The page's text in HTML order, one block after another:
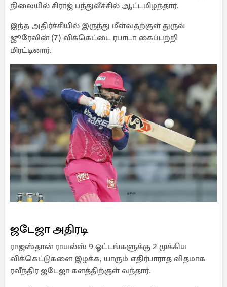
நிலையில் சிராஜ் பந்துவீச்சில் ஆட்டமிழந்தார்.
இந்த அதிர்ச்சியில் இருந்து மீள்வதற்குள் துருவ்
ஜூரேலின் (7) விக்கெட்டை ரபாடா கைப்பற்றி
மிரட்டினார்.
ஜடேஜா அதிரடி
ராஜஸ்தான் ராயல்ஸ் 9 ஓட்டங்களுக்கு 2 முக்கிய
விக்கெட்டுகளை இழக்க, யாரும் எதிர்பாராத விதமாக
ரவீந்திர ஜடேஜா களத்திற்குள் வந்தார்.